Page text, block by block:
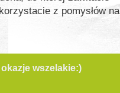
z pomysłów na
wszelakie:)